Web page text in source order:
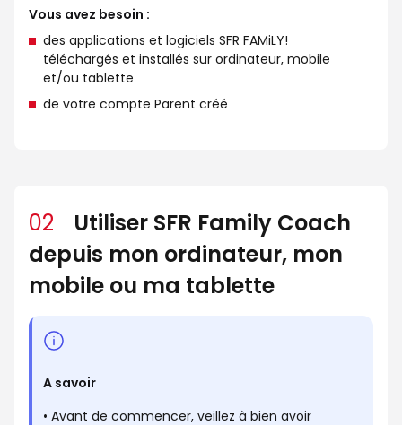
Vous avez besoin :
des applications et logiciels SFR FAMiLY!
téléchargés et installés sur ordinateur, mobile
et/ou tablette
de votre compte Parent créé
02
Utiliser SFR Family Coach
depuis mon ordinateur, mon
mobile ou ma tablette
A savoir
• Avant de commencer, veillez à bien avoir